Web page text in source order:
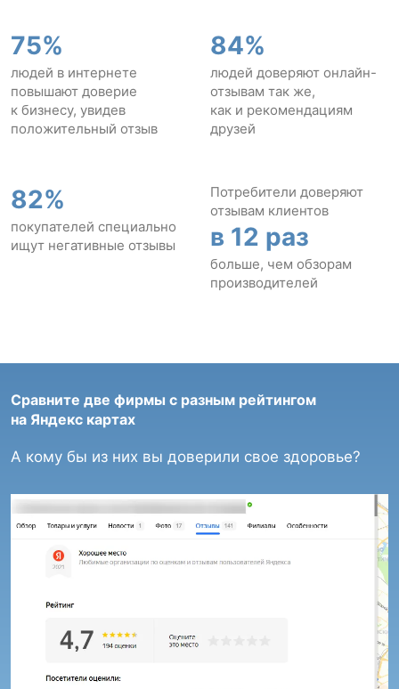
75%
людей в интернете
повышают доверие
к бизнесу, увидев
положительный отзыв
82%
покупателей специально
ищут негативные отзывы
84%
людей доверяют онлайн-
отзывам так же,
как и рекомендациям
друзей
Потребители доверяют
отзывам клиентов
в 12 раз
больше, чем обзорам
производителей
Сравните две фирмы с разным рейтингом
на Яндекс картах
А кому бы из них вы доверили свое здоровье?